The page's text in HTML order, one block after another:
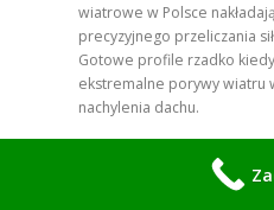
wiatrowe w Polsce
precyzyjnego przeliczania
Gotowe profile rzadko
ekstremalne porywy wiatru
nachylenia dachu.
eliminujemy te problemy, tworząc